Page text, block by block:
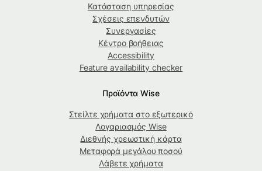
Κατάσταση υπηρεσίας
Σχέσεις επενδυτών
Συνεργασίες
Κέντρο βοήθειας
Accessibility
Feature availability checker
Προϊόντα Wise
Στείλτε χρήματα στο εξωτερικό
Λογαριασμός Wise
Διεθνής χρεωστική κάρτα
Μεταφορά μεγάλου ποσού
Λάβετε χρήματα